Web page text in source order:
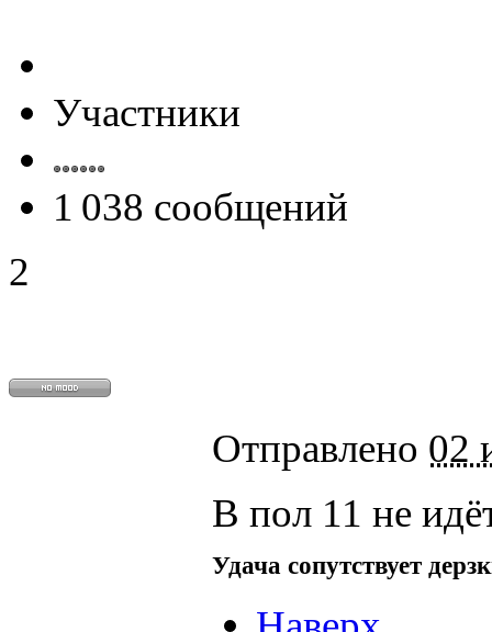
Участники
1 038 сообщений
2
Отправлено 02
В пол 11 не
Удача сопутствует